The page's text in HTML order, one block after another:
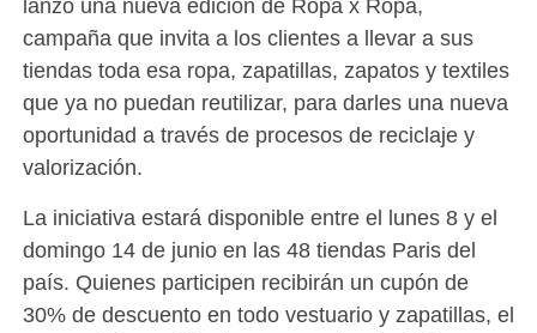
lanzó una nueva edición de Ropa x Ropa,
campaña que invita a los clientes a llevar a sus
tiendas toda esa ropa, zapatillas, zapatos y textiles
que ya no puedan reutilizar, para darles una nueva
oportunidad a través de procesos de reciclaje y
valorización.
La iniciativa estará disponible entre el lunes 8 y el
domingo 14 de junio en las 48 tiendas Paris del
país. Quienes participen recibirán un cupón de
30% de descuento en todo vestuario y zapatillas, el